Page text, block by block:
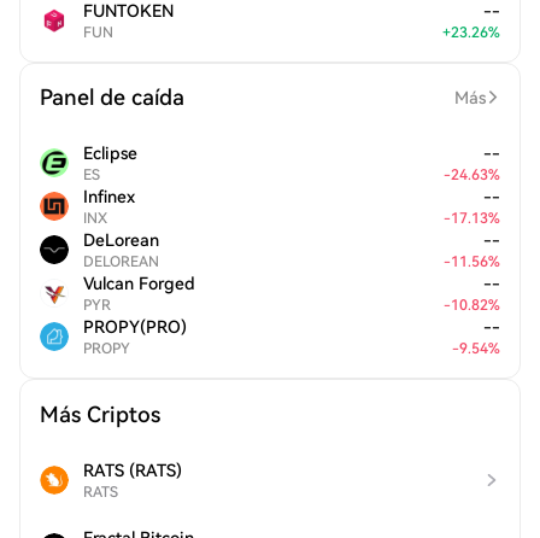
FUNTOKEN
FUN
--
+23.26%
Panel de caída Más
Eclipse
ES
--
-24.63%
Infinex
INX
--
-17.13%
DeLorean
DELOREAN
--
-11.56%
Vulcan Forged
PYR
--
-10.82%
PROPY(PRO)
PROPY
--
-9.54%
Más Criptos
RATS (RATS)
RATS